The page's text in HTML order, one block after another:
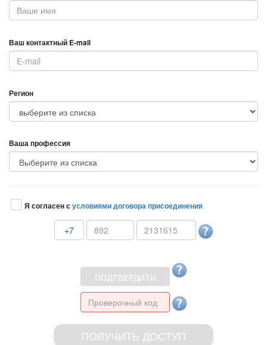
аш контактный E-mail
Регион
аша профессия
Я согласен сусловиями договора присоединения
+7